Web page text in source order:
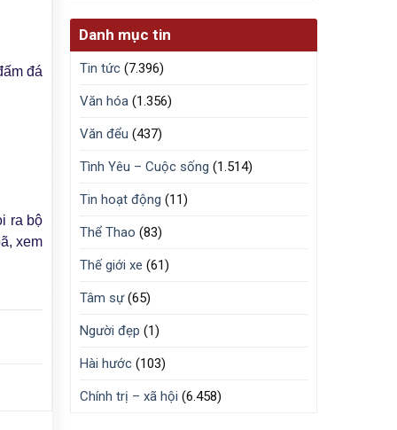
đá
ra bộ
xem
Danh mục tin
Tin tức (7.396)
Văn hóa (1.356)
Văn đểu (437)
Tình Yêu – Cuộc sống (1.514)
Tin hoạt động (11)
Thể Thao (83)
Thế giới xe (61)
Tâm sự(65)
Người đẹp (1)
Hài hước (103)
Chính trị – xã hội (6.458)